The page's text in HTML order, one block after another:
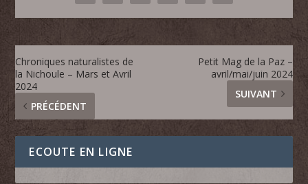
Chroniques naturalistes de
la Nichoule – Mars et Avril
2024
PRÉCÉDENT
Petit Mag de la Paz –
avril/mai/juin 2024
SUIVANT
ECOUTE EN LIGNE